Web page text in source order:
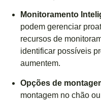
Monitoramento
podem gerenciar
recursos de
identificar possíveis
aumentem.
Opções de
montagem no chão